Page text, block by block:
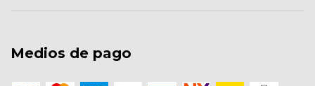
Medios de pago